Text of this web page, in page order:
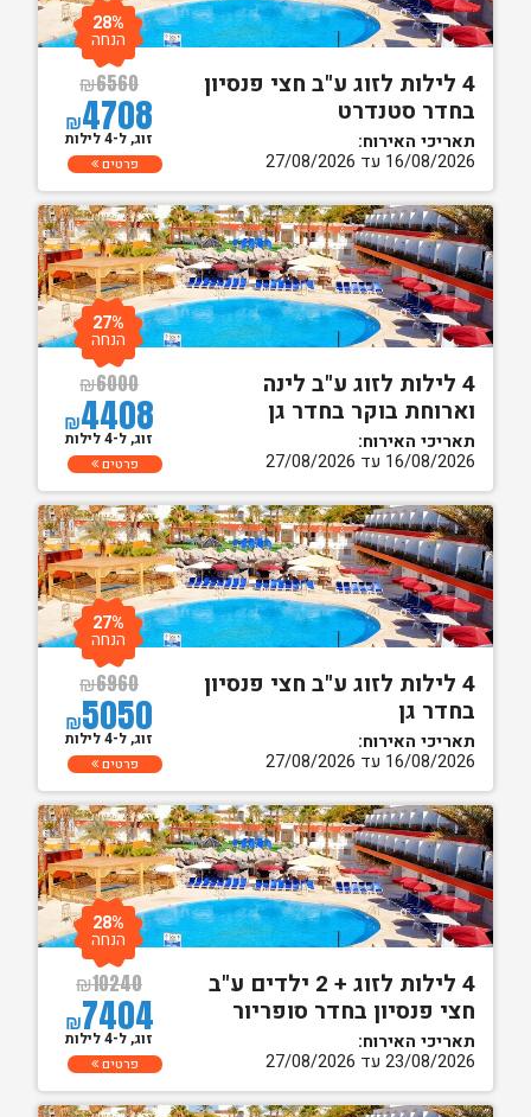
4 לילות לזוג ע"ב חצי פנסיון
בחדר סטנדרט
תאריכי האירוח:
16/08/2026 עד 27/08/2026
₪6560
₪4708
28%
הנחה
זוג, ל-4 לילות
פרטים
4 לילות לזוג ע"ב לינה
וארוחת בוקר בחדר גן
תאריכי האירוח:
16/08/2026 עד 27/08/2026
₪6000
₪4408
27%
הנחה
זוג, ל-4 לילות
פרטים
4 לילות לזוג ע"ב חצי פנסיון
בחדר גן
תאריכי האירוח:
16/08/2026 עד 27/08/2026
₪6960
₪5050
27%
הנחה
זוג, ל-4 לילות
פרטים
4 לילות לזוג + 2 ילדים ע"ב
חצי פנסיון בחדר סופריור
תאריכי האירוח:
23/08/2026 עד 27/08/2026
₪10240
₪7404
28%
הנחה
זוג, ל-4 לילות
פרטים